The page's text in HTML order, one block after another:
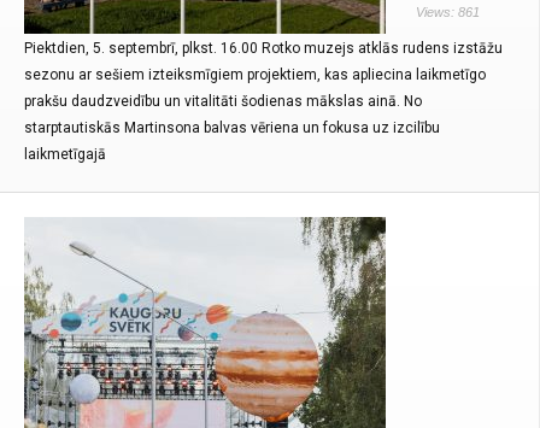
Views: 861
Piektdien, 5. septembrī, plkst. 16.00 Rotko muzejs atklās rudens izstāžu
sezonu ar sešiem izteiksmīgiem projektiem, kas apliecina laikmetīgo
prakšu daudzveidību un vitalitāti šodienas mākslas ainā. No
starptautiskās Martinsona balvas vēriena un fokusa uz izcilību
laikmetīgajā